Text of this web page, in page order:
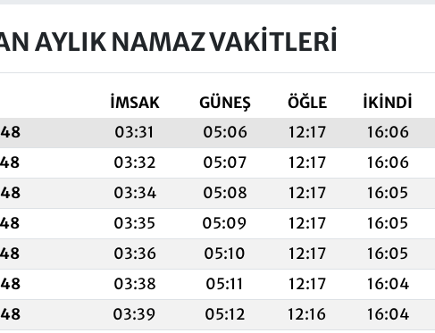
AYLIK NAMAZ VAKITLERI
İMSAK GÜNEŞ ÖĞLE İKINDI
03:31 05:06 12:17 16:06
03:32 05:07 12:17 16:06
03:34 05:08 12:17 16:05
03:35 05:09 12:17 16:05
03:36 05:10 12:17 16:05
03:38 05:11 12:17 16:04
03:39 05:12 12:16 16:04